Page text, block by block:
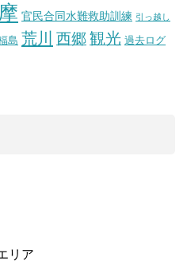
官民合同水難救助訓練 引っ越し
島 荒川 西郷観光 過去ログ
リア